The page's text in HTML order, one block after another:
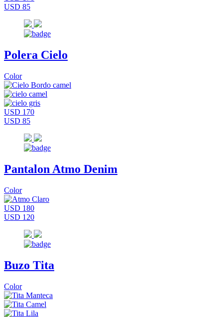
USD 85
Polera Cielo
Color
USD 170
USD 85
Pantalon Atmo Denim
Color
USD 180
USD 120
Buzo Tita
Color